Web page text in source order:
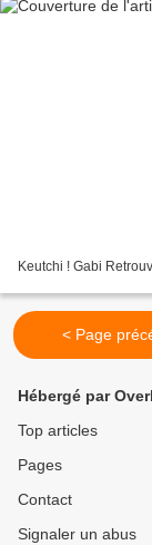
Keutchi ! Gabi
< Page
Hébergé par
Top articles
Pages
Contact
Signaler un abus